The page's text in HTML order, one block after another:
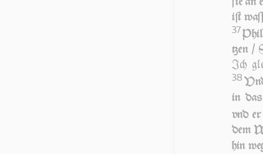
iſt
37
tzen /
Ich
38
in
vnd
dem
hin